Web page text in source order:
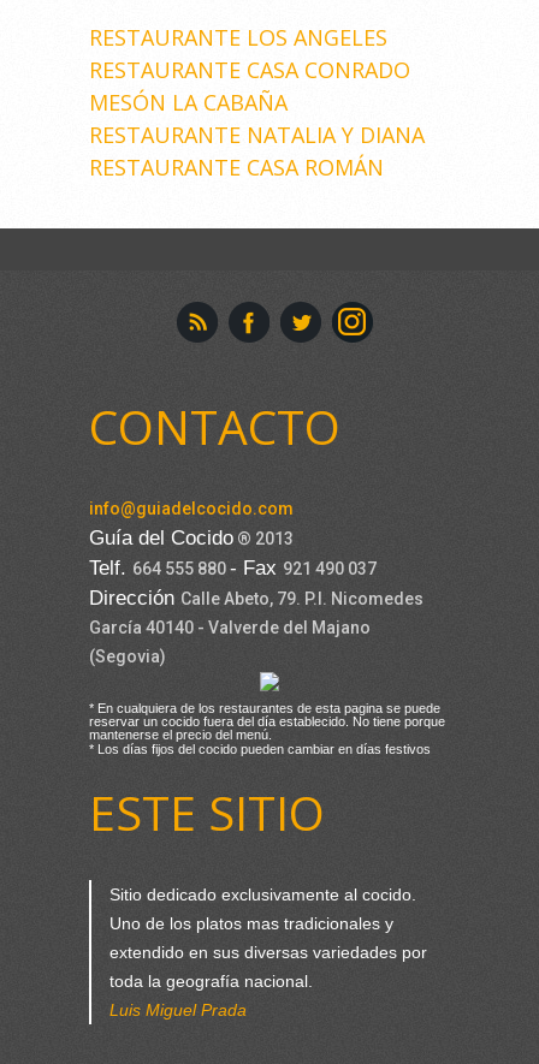
RESTAURANTE LOS ANGELES
RESTAURANTE CASA CONRADO
MESÓN LA CABAÑA
RESTAURANTE NATALIA Y DIANA
RESTAURANTE CASA ROMÁN
CONTACTO
info@guiadelcocido.com
Guía del Cocido ® 2013
Telf. 664 555 880- Fax 921 490 037
Dirección Calle Abeto, 79. P.I. Nicomedes
García 40140 - Valverde del Majano
(Segovia)
* En cualquiera de los restaurantes de esta pagina se puede
reservar un cocido fuera del día establecido. No tiene porque
mantenerse el precio del menú.
* Los días fijos del cocido pueden cambiar en días festivos
ESTE SITIO
Sitio dedicado exclusivamente al cocido.
Uno de los platos mas tradicionales y
extendido en sus diversas variedades por
toda la geografía nacional.
Luis Miguel Prada